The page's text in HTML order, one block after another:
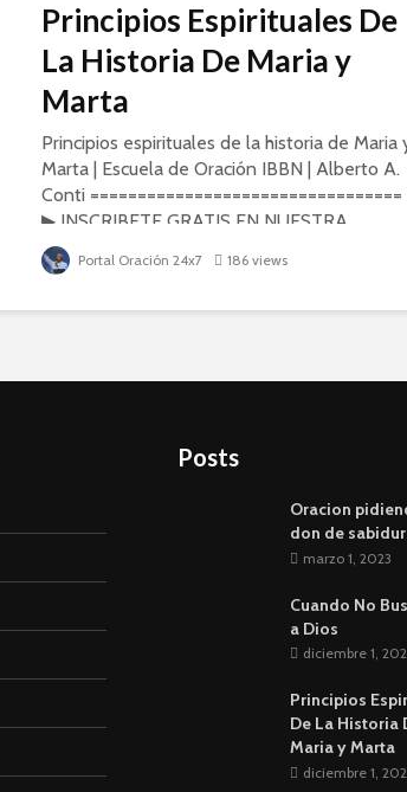
Principios Espirituales De
La Historia De Maria y
Marta
Principios espirituales de la historia de Maria
Marta | Escuela de Oración IBBN | Alberto A.
Conti =================================
▶ INSCRIBETE GRATIS EN NUESTRA
ESCUELA BIBLICA Para inscribirte
gratuitamente en la...
Portal Oración 24x7 186 views
Posts
Oracion
don de
marzo 1, 2023
Cuando No
a Dios
diciembre 1,
Principios
De La Historia
Maria y Marta
diciembre 1,